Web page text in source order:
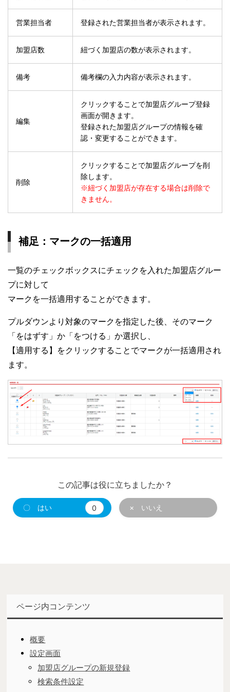
営業担当者 登録された営業担当者が表示されます。
加盟店数 紐づく加盟店の数が表示されます。
備考 備考欄の入力内容が表示されます。
編集
クリックすることで加盟店グループ登録
画面が開きます。
登録された加盟店グループの情報を確
認・変更することができます。
削除
クリックすることで加盟店グループを削
除します。
※紐づく加盟店が存在する場合は削除で
きません。
補足：マークの一括適用
一覧のチェックボックスにチェックを入れた加盟店グルー
プに対して
マークを一括適用することができます。
プルダウンより対象のマークを指定した後、そのマーク
「をはずす」か「をつける」か選択し、
【適用する】をクリックすることでマークが一括適用され
ます。
この記事は役に立ちましたか？
〇 はい 0 × いいえ
ページ内コンテンツ
概要
設定画面
加盟店グループの新規登録
検索条件設定